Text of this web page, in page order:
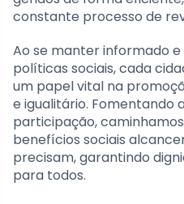
constante processo de
Ao se manter informado
políticas sociais, cada
um papel vital na
e igualitário. Fomentando
participação,
benefícios sociais
precisam, garantindo
para todos.